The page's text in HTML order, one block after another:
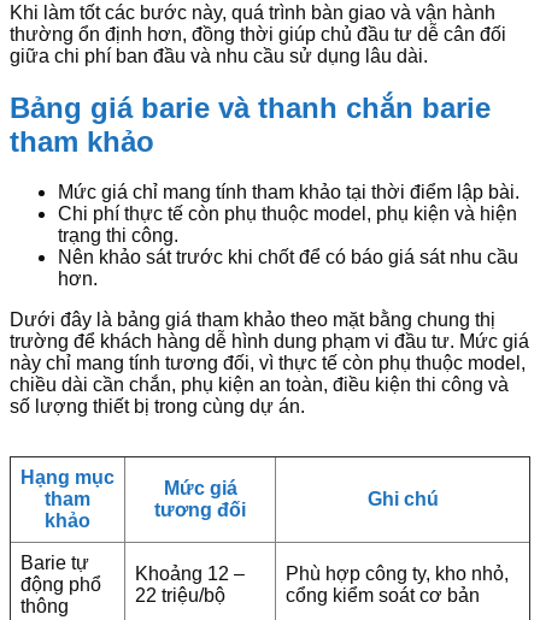
Khi làm tốt các bước này, quá trình bàn giao và vận hành
thường ổn định hơn, đồng thời giúp chủ đầu tư dễ cân đối
giữa chi phí ban đầu và nhu cầu sử dụng lâu dài.
Bảng giá barie và thanh chắn barie
tham khảo
Mức giá chỉ mang tính tham khảo tại thời điểm lập bài.
Chi phí thực tế còn phụ thuộc model, phụ kiện và hiện
trạng thi công.
Nên khảo sát trước khi chốt để có báo giá sát nhu cầu
hơn.
Dưới đây là bảng giá tham khảo theo mặt bằng chung thị
trường để khách hàng dễ hình dung phạm vi đầu tư. Mức giá
này chỉ mang tính tương đối, vì thực tế còn phụ thuộc model,
chiều dài cần chắn, phụ kiện an toàn, điều kiện thi công và
số lượng thiết bị trong cùng dự án.
Hạng mục
tham
khảo
Mức giá
tương đối
Ghi chú
Barie tự
động phổ
thông
Khoảng 12 –
22 triệu/bộ
Phù hợp công ty, kho nhỏ,
cổng kiểm soát cơ bản